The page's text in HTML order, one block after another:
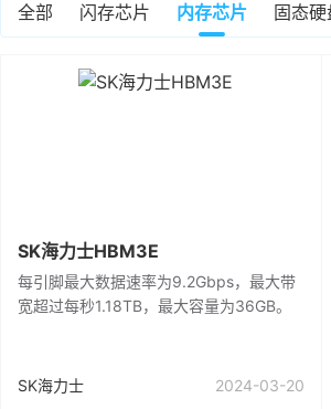
全部 闪存芯片 内存芯片 固态硬
SK海力士HBM3E
每引脚最大数据速率为9.2Gbps，最大带
宽超过每秒1.18TB，最大容量为36GB。
SK海力士 2024-03-20